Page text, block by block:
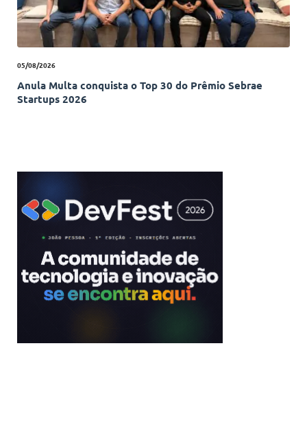
05/08/2026
Anula Multa conquista o Top 30 do Prêmio Sebrae
Startups 2026